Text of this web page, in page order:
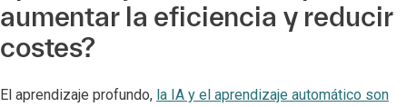
aumentar la eficiencia y reducir
costes?
El aprendizaje profundo, la IA y el aprendizaje automático son